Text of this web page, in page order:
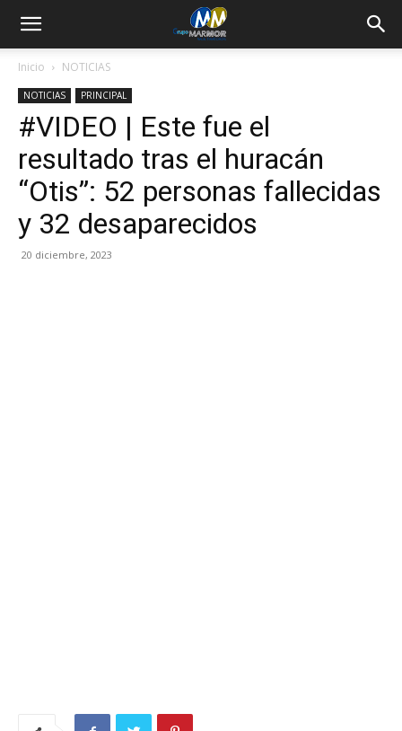
Inicio NOTICIAS
NOTICIAS PRINCIPAL
#VIDEO | Este fue el
resultado tras el huracán
“Otis”: 52 personas fallecidas
y 32 desaparecidos
20 diciembre, 2023